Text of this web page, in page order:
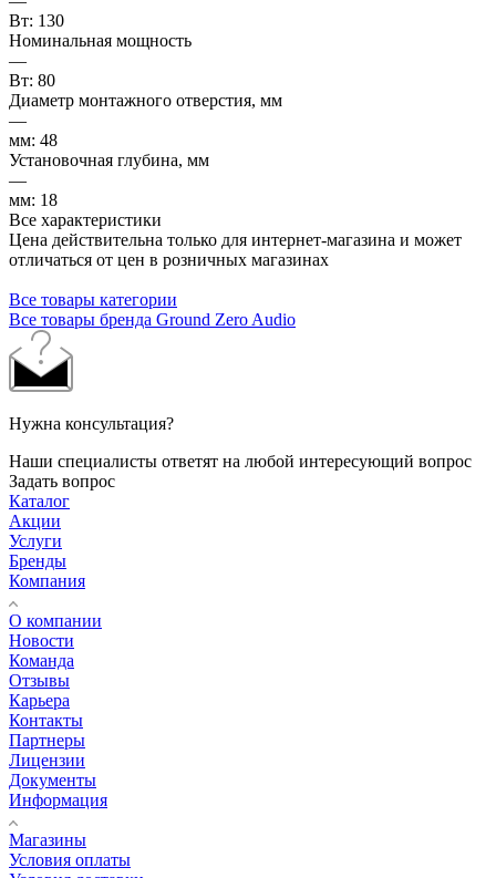
Вт: 130
Номинальная мощность
—
Вт: 80
Диаметр монтажного отверстия, мм
—
мм: 48
Установочная глубина, мм
—
мм: 18
Все характеристики
Цена действительна только для интернет-магазина и может
отличаться от цен в розничных магазинах
Все товары категории
Все товары бренда Ground Zero Audio
Нужна консультация?
Наши специалисты ответят на любой интересующий вопрос
Задать вопрос
Каталог
Акции
Услуги
Бренды
Компания
О компании
Новости
Команда
Отзывы
Карьера
Контакты
Партнеры
Лицензии
Документы
Информация
Магазины
Условия оплаты